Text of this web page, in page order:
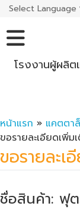
Select Language
โรงงานผู้ผลิ
หน้าแรก » แคตตา
ขอรายละเอียดเพิ่ม
ขอรายละเ
ชื่อสินค้า: ฟุ